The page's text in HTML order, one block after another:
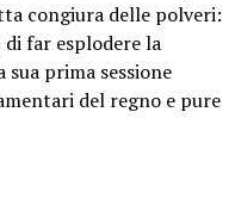
congiura delle polveri:
far esplodere la
prima sessione
del regno e pure